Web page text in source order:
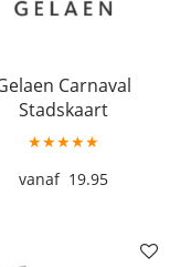
Carnaval
Stadskaart
★★★★★
19.95